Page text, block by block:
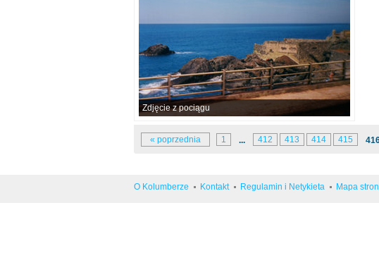
Zdjęcie z pociągu
« poprzednia 1 ... 412 413 414 415
O Kolumberze Kontakt Regulamin i Netykieta Mapa